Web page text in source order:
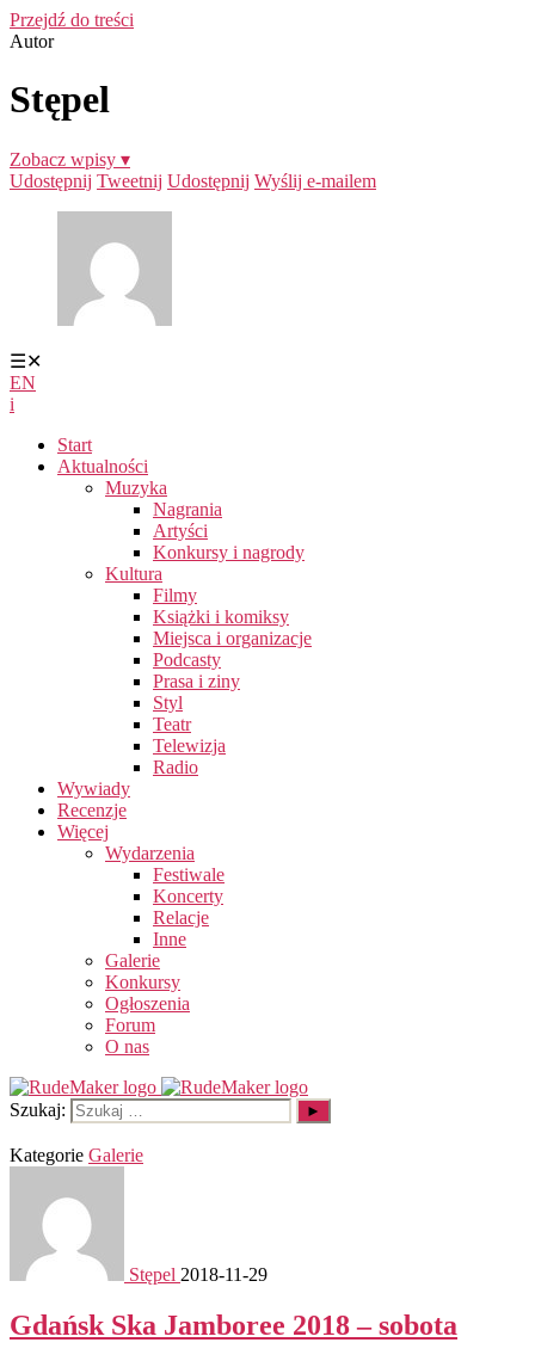
Przejdź do treści
Autor
Stępel
Zobacz wpisy ▾
Udostępnij Tweetnij Udostępnij Wyślij e-mailem
☰✕
EN
i
Start
Aktualności
Muzyka
Nagrania
Artyści
Konkursy i nagrody
Kultura
Filmy
Książki i komiksy
Miejsca i organizacje
Podcasty
Prasa i ziny
Styl
Teatr
Telewizja
Radio
Wywiady
Recenzje
Więcej
Wydarzenia
Festiwale
Koncerty
Relacje
Inne
Galerie
Konkursy
Ogłoszenia
Forum
O nas
Szukaj:
Kategorie Galerie
Stępel 2018-11-29
Gdańsk Ska Jamboree 2018 – sobota